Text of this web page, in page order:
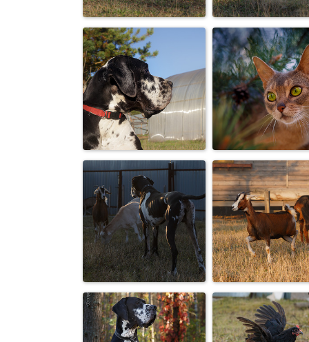
Салочки :-)
От топота
пыль по
летит
Мой любимый
сВинкс 🤪
Кысь на